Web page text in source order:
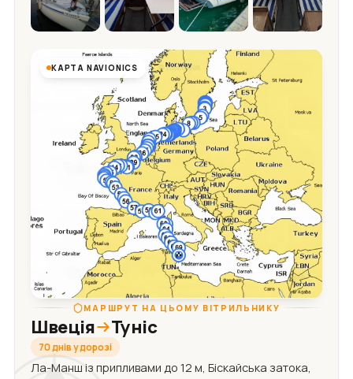
КАРТА NAVIONICS
МАРШРУТ НА ЦЬОМУ ВІТРИЛЬНИКУ
Швеція Туніс
70 днів у дорозі
Ла-Манш із припливами до 12 м, Біскайська затока,